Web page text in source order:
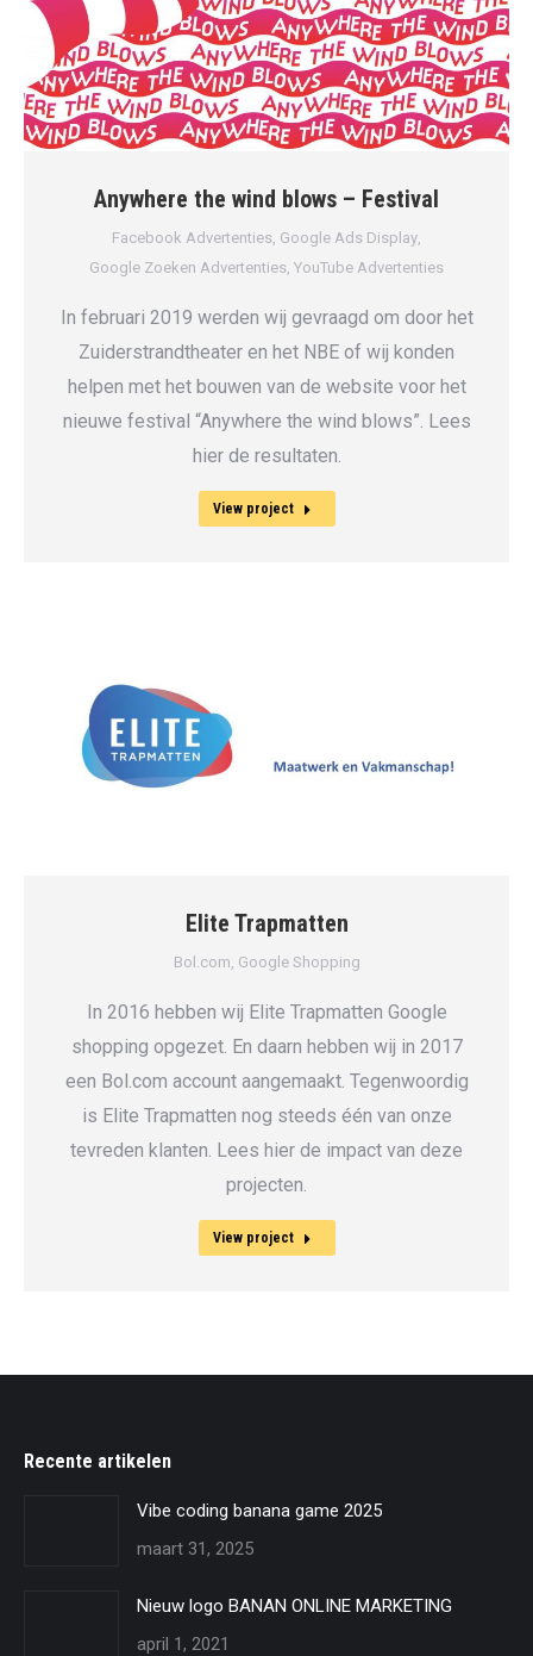
Anywhere the wind blows – Festival
Facebook Advertenties, Google Ads Display,
Google Zoeken Advertenties, YouTube Advertenties
In februari 2019 werden wij gevraagd om door het
Zuiderstrandtheater en het NBE of wij konden
helpen met het bouwen van de website voor het
nieuwe festival “Anywhere the wind blows”. Lees
hier de resultaten.
View project
Elite Trapmatten
Bol.com Google Shopping
In 2016 hebben wij Elite Trapmatten Google
shopping opgezet. En daarn hebben wij in 2017
een Bol.com account aangemaakt. Tegenwoordig
is Elite Trapmatten nog steeds één van onze
tevreden klanten. Lees hier de impact van deze
projecten.
View project
Recente artikelen
Vibe coding banana game 2025
maart 31, 2025
Nieuw logo BANAN ONLINE MARKETING
april 1, 2021